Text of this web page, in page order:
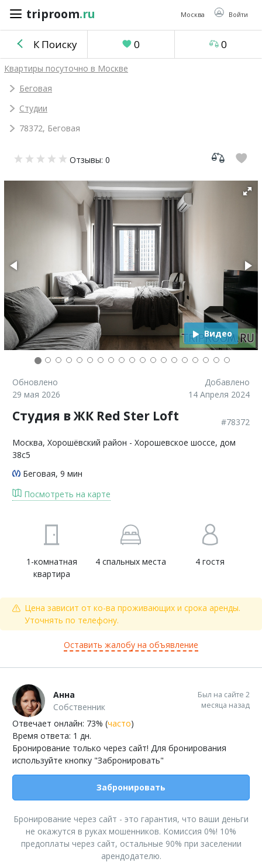
triproom.ru Москва Войти
triproom .ru
Российский
Войти / Зарегистрироваться
объявление
К Поиску 0 0
Квартиры посуточно в Москве
Беговая
Студии
78372, Беговая
Отзывы: 0
Видео
Обновлено
29 мая 2026
Добавлено
14 Апреля 2024
Студия в ЖК Red Ster Loft
#78372
Москва, Хорошёвский район - Хорошевское шоссе, дом
38с5
Беговая, 9 мин
Посмотреть на карте
1-комнатная
квартира
4 спальных места 4 гостя
Цена зависит от ко-ва проживающих и срока аренды.
Уточнять по телефону.
Оставить жалобу на объявление
Анна
Собственник
Был на сайте 2
месяца назад
Отвечает онлайн: 73% (часто)
Время ответа: 1 дн.
Бронирование только через сайт! Для бронирования
используйте кнопку "Забронировать"
Забронировать
Бронирование через сайт - это гарантия, что ваши деньги
не окажутся в руках мошенников. Комиссия 0%! 10%
предоплаты через сайт, остальные 90% при заселении
арендодателю.